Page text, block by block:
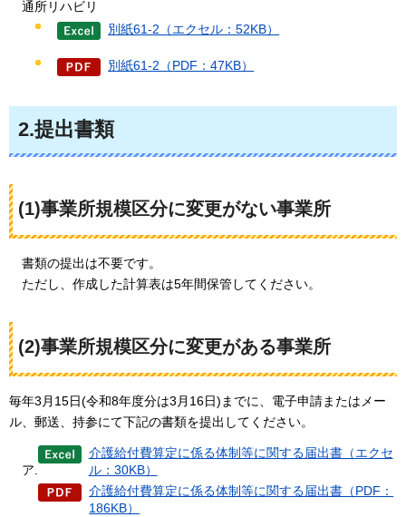
通所リハビリ
別紙61-2（エクセル：52KB）
別紙61-2（PDF：47KB）
2.提出書類
(1)事業所規模区分に変更がない事業所
書類の提出は不要です。
ただし、作成した計算表は5年間保管してください。
(2)事業所規模区分に変更がある事業所
毎年3月15日(令和8年度分は3月16日)までに、電子申請またはメー
ル、郵送、持参にて下記の書類を提出してください。
ア.
介護給付費算定に係る体制等に関する届出書（エクセ
ル：30KB）
介護給付費算定に係る体制等に関する届出書（PDF：
186KB）